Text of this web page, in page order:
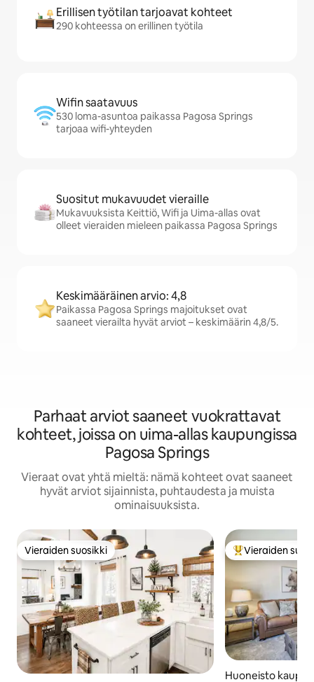
Erillisen työtilan tarjoavat kohteet
290 kohteessa on erillinen työtila
Wifin saatavuus
530 loma-asuntoa paikassa Pagosa Springs
tarjoaa wifi-yhteyden
Suositut mukavuudet vieraille
Mukavuuksista Keittiö, Wifi ja Uima-allas ovat
olleet vieraiden mieleen paikassa Pagosa Springs
Keskimääräinen arvio: 4,8
Paikassa Pagosa Springs majoitukset ovat
saaneet vierailta hyvät arviot – keskimäärin 4,8/5.
Parhaat arviot saaneet vuokrattavat
kohteet, joissa on uima-allas kaupungissa
Pagosa Springs
Vieraat ovat yhtä mieltä: nämä kohteet ovat saaneet
hyvät arviot sijainnista, puhtaudesta ja muista
ominaisuuksista.
Vieraiden suosikki
Vieraiden suosikki Vieraiden
Vieraiden
Huoneisto